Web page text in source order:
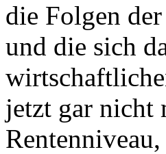
die Folgen
und die sich
jetzt gar nicht